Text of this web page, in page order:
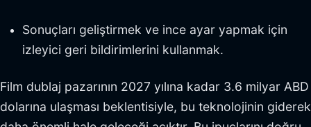
Sonuçları geliştirmek ve ince ayar yapmak için
izleyici geri bildirimlerini kullanmak.
Film dublaj pazarının 2027 yılına kadar 3.6 milyar ABD
dolarına ulaşması beklentisiyle, bu teknolojinin giderek